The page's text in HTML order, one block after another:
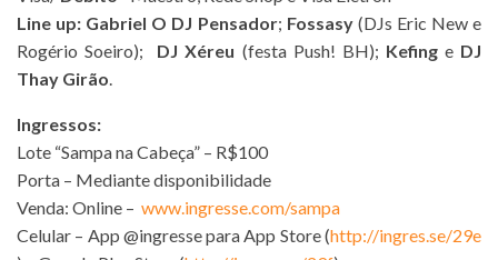
Line up: Gabriel O DJ Pensador; Fossasy(DJs Eric New e
Rogério Soeiro); DJ Xéreu (festa Push! BH); Kefinge DJ
Thay Girão.
Ingressos:
Lote “Sampa na Cabeça” – R$100
Porta – Mediante disponibilidade
Venda: Online – www.ingresse.com/sampa
Celular – App @ingresse para App Store (http://ingres.se/29e